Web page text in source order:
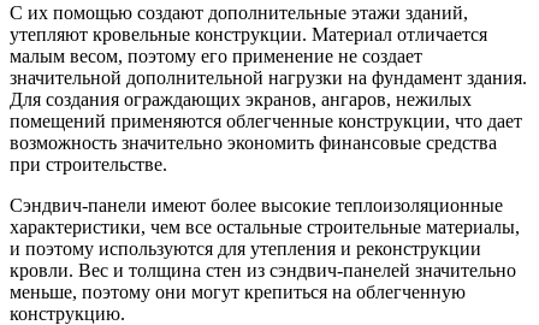
С их помощью создают дополнительные этажи зданий,
утепляют кровельные конструкции. Материал отличается
малым весом, поэтому его применение не создает
значительной дополнительной нагрузки на фундамент здания.
Для создания ограждающих экранов, ангаров, нежилых
помещений применяются облегченные конструкции, что дает
возможность значительно экономить финансовые средства
при строительстве.
Сэндвич-панели имеют более высокие теплоизоляционные
характеристики, чем все остальные строительные материалы,
и поэтому используются для утепления и реконструкции
кровли. Вес и толщина стен из сэндвич-панелей значительно
меньше, поэтому они могут крепиться на облегченную
конструкцию.